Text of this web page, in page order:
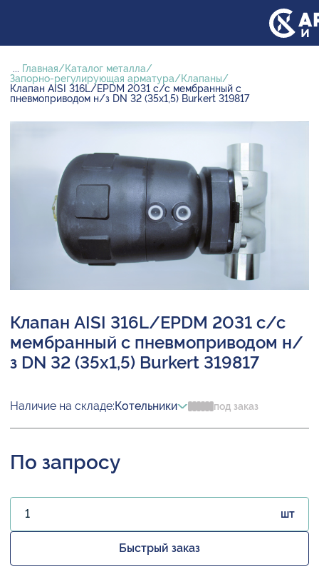
... Главная
Каталог металла
Запорно-регулирующая арматура
Клапаны
Клапан AISI 316L/EPDM 2031 с/с мембранный с
пневмоприводом н/з DN 32 (35х1,5) Burkert 319817
Клапан AISI 316L/EPDM 2031 с/с
мембранный с пневмоприводом н/
з DN 32 (35х1,5) Burkert 319817
Наличие на складе:Котельники под заказ
По запросу
шт
Быстрый заказ